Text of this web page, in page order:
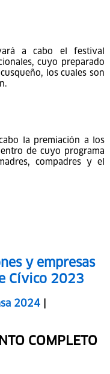
a cabo el festival
cuyo preparado
los cuales son
la premiación a los
de cuyo programa
compadres y el
y empresas
Cívico 2023
COMPLETO